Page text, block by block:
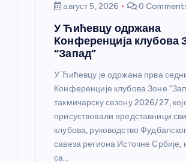
август 5, 2026
0
У Ћићевцу одржана
Конференција клубова
“Запад”
У Ћићевцу је одржана прва
Конференције клубова Зоне
такмичарску сезону 2026/27,
присуствовали представници
клубова, руководство Фудбалског
савеза региона Источне Србије,
са…